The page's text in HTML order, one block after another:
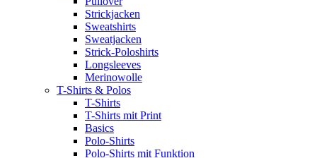
Strickjacken
Sweatshirts
Sweatjacken
Strick-Poloshirts
Longsleeves
Merinowolle
T-Shirts & Polos
T-Shirts
T-Shirts mit Print
Basics
Polo-Shirts
Polo-Shirts mit Funktion